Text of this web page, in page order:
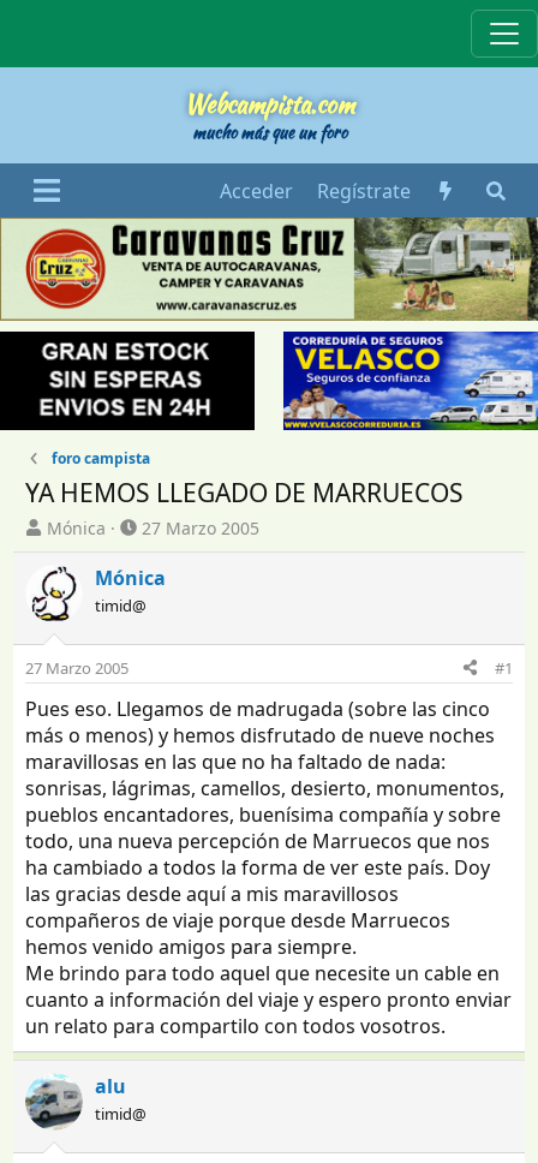
Webcampista.com
mucho más que un foro
Acceder Regístrate
foro campista
YA HEMOS LLEGADO DE MARRUECOS
I
n
i
c
i
a
d
o
r
d
e
t
e
m
a
Mónica
F
e
c
a
d
i
n
i
c
o
27 Marzo 2005
Mónica
timid@
27 Marzo 2005 #1
Pues eso. Llegamos de madrugada (sobre las cinco
más o menos) y hemos disfrutado de nueve noches
maravillosas en las que no ha faltado de nada:
sonrisas, lágrimas, camellos, desierto, monumentos,
pueblos encantadores, buenísima compañía y sobre
todo, una nueva percepción de Marruecos que nos
ha cambiado a todos la forma de ver este país. Doy
las gracias desde aquí a mis maravillosos
compañeros de viaje porque desde Marruecos
hemos venido amigos para siempre.
Me brindo para todo aquel que necesite un cable en
cuanto a información del viaje y espero pronto enviar
un relato para compartilo con todos vosotros.
alu
timid@